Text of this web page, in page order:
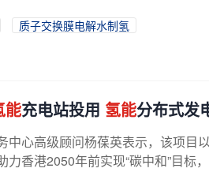
质子交换膜电解水制氢
能充电站投用 氢能分布式发
中心高级顾问杨葆英表示，该项目
力香港2050年前实现“碳中和”目标